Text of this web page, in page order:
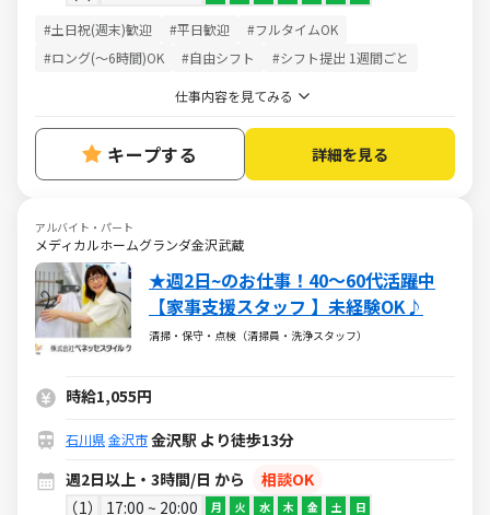
#土日祝(週末)歓迎 #平日歓迎
#フルタイムOK
#ロング(～6時間)OK
#自由シフト #シフト提出 1週間ごと
仕事内容を見てみる
キープする 詳細を見る
アルバイト・パート
メディカルホームグランダ金沢武蔵
★週2日~のお仕事！40～60代活躍中
【家事支援スタッフ 】未経験OK♪
清掃・保守・点検（清掃員・洗浄スタッフ）
時給1,055円
石川県金沢市金沢駅 より徒歩13分
週2日以上・3時間/日 から
相談OK
1
17:00 ~ 20:00 月 火 水 木 金 土 日